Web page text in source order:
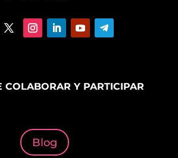
COLABORAR Y PARTICIPAR
Blog